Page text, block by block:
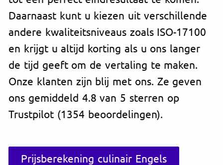
Daarnaast kunt u kiezen uit verschillende
andere kwaliteitsniveaus zoals ISO-17100
en krijgt u altijd korting als u ons langer
de tijd geeft om de vertaling te maken.
Onze klanten zijn blij met ons. Ze geven
ons gemiddeld 4.8 van 5 sterren op
Trustpilot (1354 beoordelingen).
Prijsberekening culinair Engels